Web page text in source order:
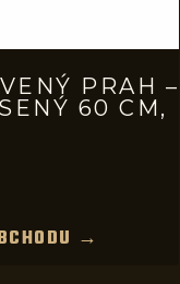
PRAH –
60 CM,
→